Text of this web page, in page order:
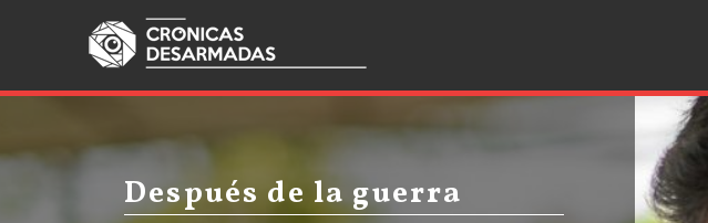
Después de la guerra